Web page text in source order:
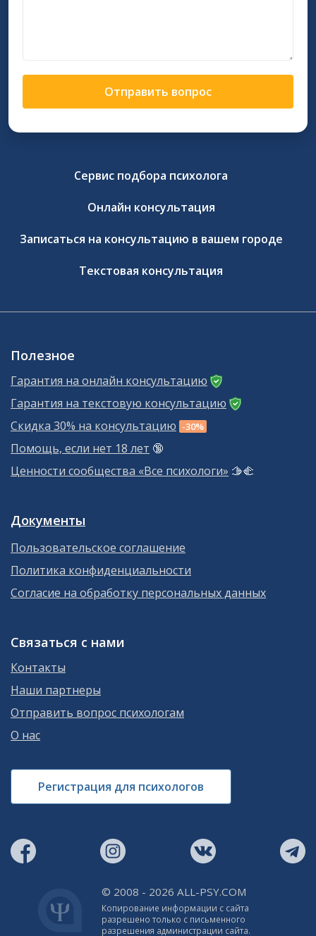
Отправить вопрос
Сервис подбора психолога
Онлайн консультация
Записаться на консультацию в вашем городе
Текстовая консультация
Полезное
Гарантия на онлайн консультацию
Гарантия на текстовую консультацию
Скидка 30% на консультацию -30%
Помощь, если нет 18 лет 🔞
Ценности сообщества «Все психологи» 🫱‍🫲
Документы
Пользовательское соглашение
Политика конфиденциальности
Согласие на обработку персональных данных
Связаться с нами
Контакты
Наши партнеры
Отправить вопрос психологам
О нас
Регистрация для психологов
© 2008 - 2026 ALL-PSY.COM
Копирование информации с сайта
разрешено только с письменного
разрешения администрации сайта.